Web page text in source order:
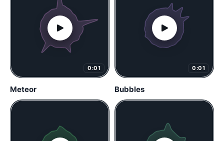
0:01
Meteor
0:01
Bubbles